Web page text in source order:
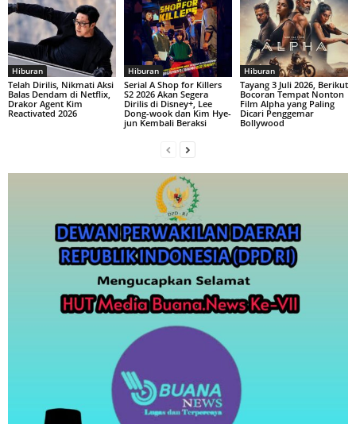
Hiburan
Telah Dirilis, Nikmati Aksi
Balas Dendam di Netflix,
Drakor Agent Kim
Reactivated 2026
Hiburan
Serial A Shop for Killers
S2 2026 Akan Segera
Dirilis di Disney+, Lee
Dong-wook dan Kim Hye-
jun Kembali Beraksi
Hiburan
Tayang 3 Juli 2026, Berikut
Bocoran Tempat Nonton
Film Alpha yang Paling
Dicari Penggemar
Bollywood